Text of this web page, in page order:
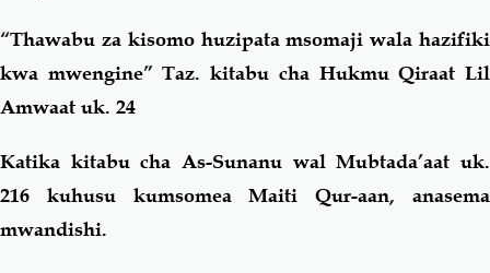
“Thawabu za kisomo huzipata msomaji wala hazifiki
kwa mwengine” Taz. kitabu cha Hukmu Qiraat Lil
Amwaat uk. 24
Katika kitabu cha As-Sunanu wal Mubtada’aat uk.
216 kuhusu kumsomea Maiti Qur-aan, anasema
mwandishi.